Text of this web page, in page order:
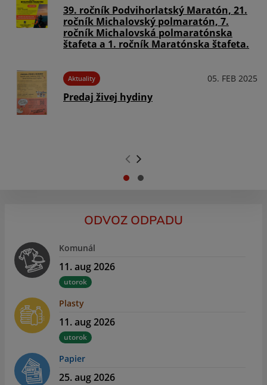
39. ročník Podvihorlatský Maratón, 21.
ročník Michalovský polmaratón, 7.
ročník Michalovská polmaratónska
štafeta a 1. ročník Maratónska štafeta.
Aktuality 05. FEB 2025
Predaj živej hydiny
ODVOZ ODPADU
Komunál
11. aug 2026
utorok
Plasty
11. aug 2026
utorok
Papier
25. aug 2026